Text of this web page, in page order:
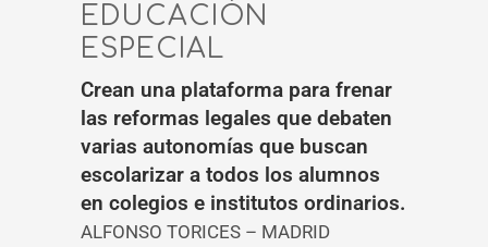
EDUCACIÓN
ESPECIAL
Crean una plataforma para frenar
las reformas legales que debaten
varias autonomías que buscan
escolarizar a todos los alumnos
en colegios e institutos ordinarios.
ALFONSO TORICES – MADRID